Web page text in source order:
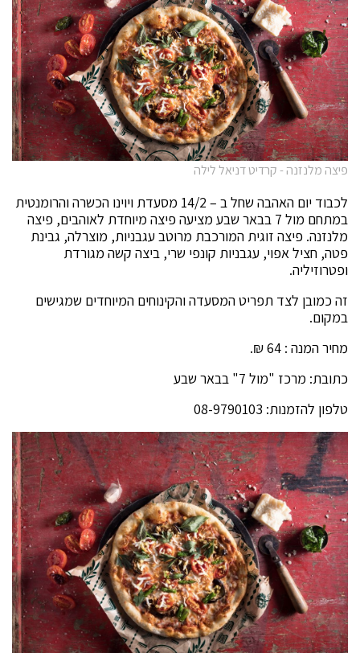
פיצה מלנזנה - קרדיט דניאל לילה
לכבוד יום האהבה שחל ב – 14/2 מסעדת ויוינו הכשרה והרומנטית
במתחם מול 7 בבאר שבע מציעה פיצה מיוחדת לאוהבים, פיצה
מלנזנה. פיצה זוגית המורכבת מרוטב עגבניות, מוצרלה, גבינת
פטה, חציל אפוי, עגבניות קונפי שרי, ביצה קשה מגורדת
ופטרוזיליה.
זה כמובן לצד תפריט המסעדה והקינוחים המיוחדים שמגישים
במקום.
מחיר המנה : 64 ₪.
כתובת: מרכז "מול 7" בבאר שבע
טלפון להזמנות: 08-9790103